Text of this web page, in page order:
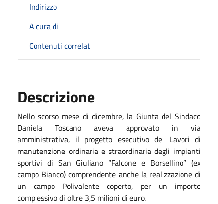
Indirizzo
A cura di
Contenuti correlati
Descrizione
Nello scorso mese di dicembre, la Giunta del Sindaco
Daniela Toscano aveva approvato in via
amministrativa, il progetto esecutivo dei Lavori di
manutenzione ordinaria e straordinaria degli impianti
sportivi di San Giuliano “Falcone e Borsellino” (ex
campo Bianco) comprendente anche la realizzazione di
un campo Polivalente coperto, per un importo
complessivo di oltre 3,5 milioni di euro.